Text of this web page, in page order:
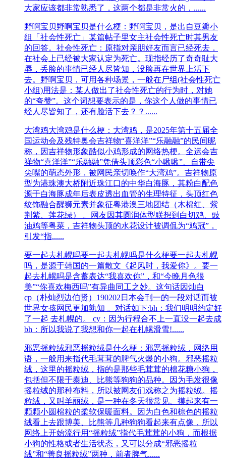
大家应该都非常熟悉了，这两个都是非常火的，......
野啊宝贝野啊宝贝是什么梗：野啊宝贝，是出自豆瓣小
组「社会性死亡」某篇帖子里女主社会性死亡时其男友
的回答。社会性死亡：原指对亲朋好友而言已经死去，
在社会上已经被大家认定为死亡。现指经历了奇奇耻大
辱，丢脸的事情已经人尽皆知，没脸再在世界上活下
去。野啊宝贝，可用各种场景，一般在尸组(社会性死亡
小组)用法是：某人做出了社会性死亡的行为时，对她
的“夸赞”。这个词想要表示的是，你这个人做的事情已
经人尽皆知了，还有脸活下去？？......
大湾鸡大湾鸡是什么梗：大湾鸡，是2025年第十五届全
国运动会及残特奥会吉祥物“喜洋洋”“乐融融”的民间昵
称，因吉祥物形象酷似小鸡形成的网络热梗。全运会吉
祥物“喜洋洋”“乐融融”凭借头顶彩色“小啾啾”、自带尖
尖嘴的萌态外形，被网民亲切唤作“大湾鸡”。吉祥物原
型为港珠澳大桥附近珠江口的中华白海豚，其粉白配色
源于白海豚成年后表皮透出血管的生理特征，头顶红色
纹饰融合醒狮元素并象征粤港澳三地团结（木棉红、紫
荆紫、莲花绿） 。网友因其圆润体型联想到白切鸡、豉
油鸡等粤菜，吉祥物头顶的水花设计被调侃为“鸡冠”，
引发“指......
要一起去札幌吗要一起去札幌吗是什么梗要一起去札幌
吗，是源于韩国的一篇散文《起风时，我爱你》。要一
起去札幌吗是含蓄表达“我喜欢你”，和“今晚月色很
美”“你喜欢梅西吗”有异曲同工之妙。这句话因灿白
cp（朴灿烈边伯贤）190202日本会刊一的一段对话而被
世界女孩网民更加孰知 。对话如下:bh：我们明明约定好
了一起 去札幌的。 cy：因为行程合不上一直没一起去成
bh：所以我说了我想和你一起在札幌滑雪!......
邪恶摇粒绒邪恶摇粒绒是什么梗：邪恶摇粒绒，网络用
语，一般用来指代毛茸茸的脾气火爆的小狗。邪恶摇粒
绒，这里的摇粒绒，指的是那些毛茸茸的棉花糖小狗，
包括但不限于泰迪、比熊等狗狗的品种。因为毛发很像
摇粒绒的那种布料，所以被网友们戏称之为摇粒绒。摇
粒绒，又叫羊丽绒，是一种在冬天很常见、摸起来有一
颗颗小圆棉粒的柔软保暖面料。因为白色和棕色的摇粒
绒看上去跟博美、比熊等几种狗狗看起来有点像，所以
网络上开始流行用“摇粒绒”指代毛茸茸的小狗，而根据
小狗的性格或者生活状态，又可以分成“邪恶摇粒
绒”和“善良摇粒绒”两种，前者脾气......